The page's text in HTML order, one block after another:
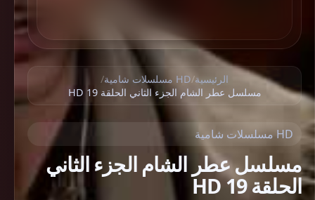
الرئيسية/HD مسلسلات شامية
/
مسلسل عطر الشام الجزء الثاني الحلقة 19 HD
HD مسلسلات شامية
مسلسل عطر الشام الجزء الثاني
الحلقة 19 HD